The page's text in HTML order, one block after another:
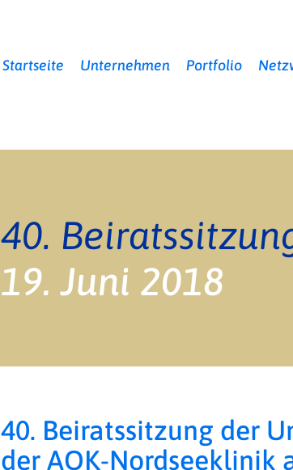
Startseite Unternehmen Portfolio
19. Juni 2018
40. Beiratssitzung der
der AOK-Nordseeklinik